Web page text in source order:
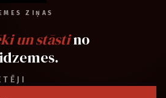
ZIŅAS
un stāstino